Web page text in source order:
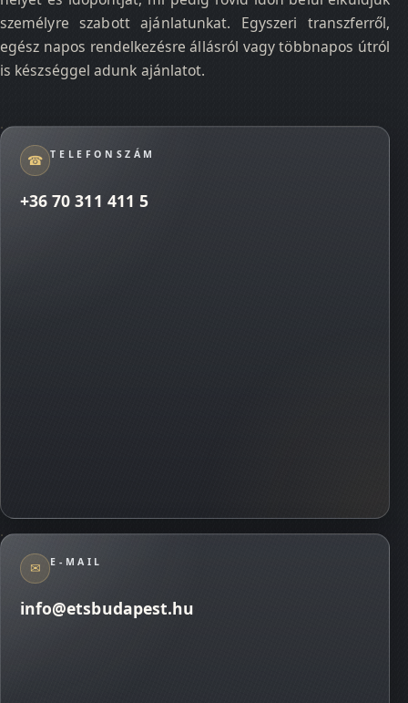
személyre szabott ajánlatunkat. Egyszeri transzferről,
egész napos rendelkezésre állásról vagy többnapos útról
is készséggel adunk ajánlatot.
☎ TELEFONSZÁM
+36 70 311 411 5
✉ E-MAIL
info@etsbudapest.hu